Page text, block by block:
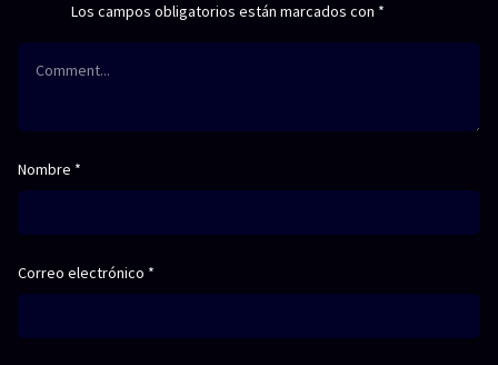
Los campos obligatorios están marcados con *
Nombre *
Correo electrónico *